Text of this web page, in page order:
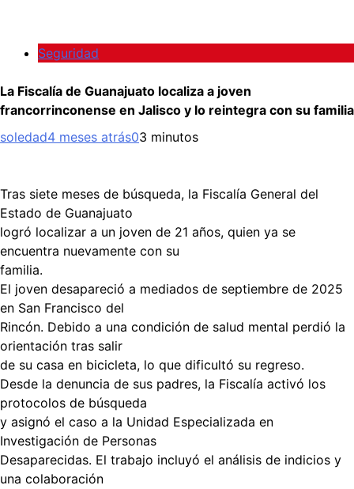
Seguridad
La Fiscalía de Guanajuato localiza a joven
francorrinconense en Jalisco y lo reintegra con su familia
soledad4 meses atrás03 minutos
Tras siete meses de búsqueda, la Fiscalía General del
Estado de Guanajuato
logró localizar a un joven de 21 años, quien ya se
encuentra nuevamente con su
familia.
El joven desapareció a mediados de septiembre de 2025
en San Francisco del
Rincón. Debido a una condición de salud mental perdió la
orientación tras salir
de su casa en bicicleta, lo que dificultó su regreso.
Desde la denuncia de sus padres, la Fiscalía activó los
protocolos de búsqueda
y asignó el caso a la Unidad Especializada en
Investigación de Personas
Desaparecidas. El trabajo incluyó el análisis de indicios y
una colaboración